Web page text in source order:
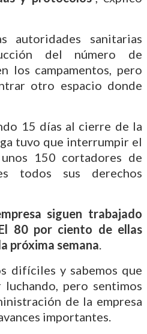
autoridades sanitarias
del número de
los campamentos, pero
otro espacio donde
15 días al cierre de la
tuvo que interrumpir el
150 cortadores de
todos sus derechos
siguen trabajado
80 por ciento de ellas
próxima semana.
difíciles y sabemos que
pero sentimos
de la empresa
importantes.